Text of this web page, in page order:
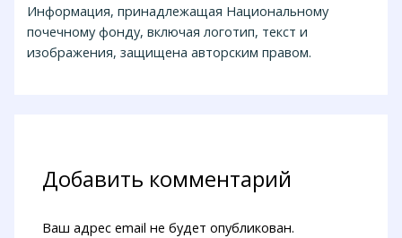
Информация, принадлежащая Национальному
почечному фонду, включая логотип, текст и
изображения, защищена авторским правом.
Добавить комментарий
Ваш адрес email не будет опубликован.